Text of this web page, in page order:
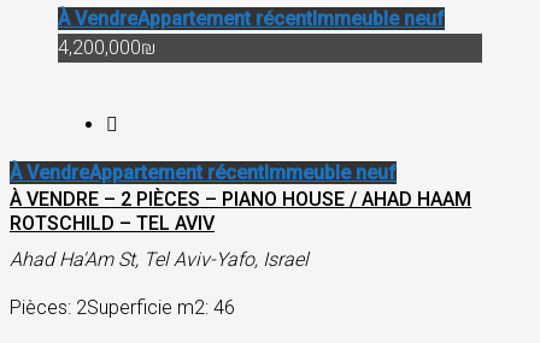
À VendreAppartement récentImmeuble neuf
4,200,000₪
À VendreAppartement récentImmeuble neuf
À VENDRE – 2 PIÈCES – PIANO HOUSE / AHAD HAAM
ROTSCHILD – TEL AVIV
Ahad Ha'Am St, Tel Aviv-Yafo, Israel
Pièces: 2Superficie m2: 46